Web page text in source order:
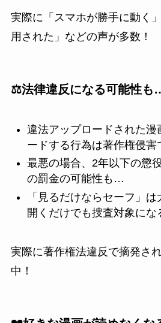
実際に「スマホが勝手に動く
用された」などの声が多数！
⚖️法律違反になる可能性も
違法アップロードされた漫
ードする行為は著作権侵害
最悪の場合、2年以下の懲
の罰金の可能性も…
「見るだけならセーフ」
開くだけでも捜査対象にな
実際に著作権法違反で摘発さ
中！